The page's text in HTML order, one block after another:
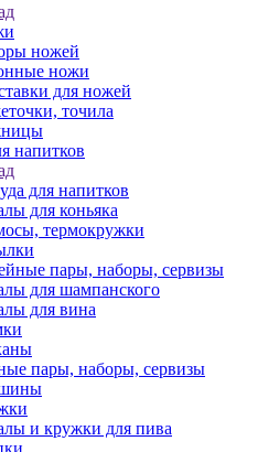
ножей
ножи
для ножей
точила
напитков
для напитков
для коньяка
термокружки
пары, наборы, сервизы
для шампанского
для вина
пары, наборы, сервизы
и кружки для пива